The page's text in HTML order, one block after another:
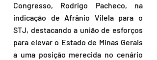
Congresso, Rodrigo Pacheco, na
indicação de Afrânio Vilela para o
STJ, destacando a união de esforços
para elevar o Estado de Minas Gerais
a uma posição merecida no cenário